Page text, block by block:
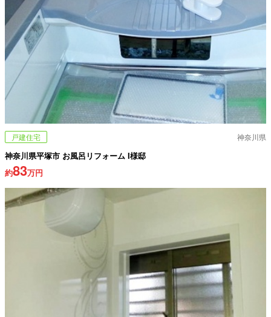
戸建住宅 神奈川県
神奈川県平塚市 お風呂リフォーム I様邸
約83万円